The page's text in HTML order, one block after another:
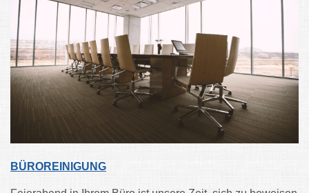
BÜROREINIGUNG